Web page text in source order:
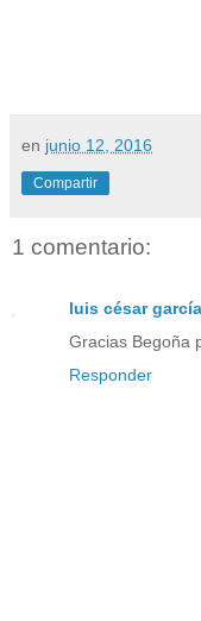
en junio 12, 2016
Compartir
1 comentario:
luis césar garcía
Gracias Begoña
Responder